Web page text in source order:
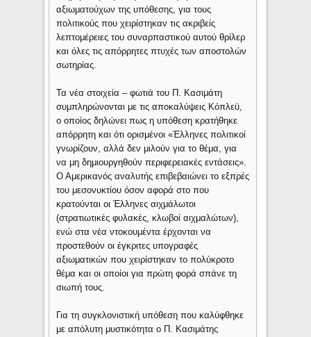
αξιωματούχων της υπόθεσης, για τους
πολιτικούς που χειρίστηκαν τις ακριβείς
λεπτομέρειες του συναρπαστικού αυτού θρίλερ
και όλες τις απόρρητες πτυχές των αποστολών
σωτηρίας.
Τα νέα στοιχεία – φωτιά του Π. Κασιμάτη
συμπληρώνονται με τις αποκαλύψεις Κόπλεϋ,
ο οποίος δηλώνει πως η υπόθεση κρατήθηκε
απόρρητη και ότι ορισμένοι «Έλληνες πολιτικοί
γνωρίζουν, αλλά δεν μιλούν για το θέμα, για
να μη δημιουργηθούν περιφερειακές εντάσεις».
Ο Αμερικανός αναλυτής επιβεβαιώνει το εξπρές
του μεσονυκτίου όσον αφορά στο που
κρατούνται οι Έλληνες αιχμάλωτοι
(στρατιωτικές φυλακές, κλωβοί αιχμαλώτων),
ενώ στα νέα ντοκουμέντα έρχονται να
προστεθούν οι έγκριτες υπογραφές
αξιωματικών που χειρίστηκαν το πολύκροτο
θέμα και οι οποίοι για πρώτη φορά σπάνε τη
σιωπή τους.
Για τη συγκλονιστική υπόθεση που καλύφθηκε
με απόλυτη μυστικότητα ο Π. Κασιμάτης